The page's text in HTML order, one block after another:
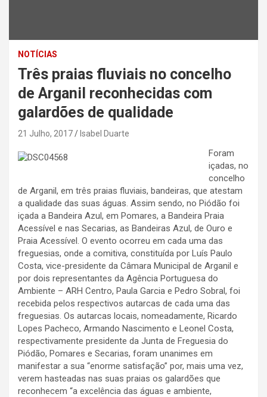
NOTÍCIAS
Três praias fluviais no concelho
de Arganil reconhecidas com
galardões de qualidade
21 Julho, 2017 Isabel Duarte
Foram
içadas, no
concelho
de Arganil, em três praias fluviais, bandeiras, que atestam
a qualidade das suas águas. Assim sendo, no Piódão foi
içada a Bandeira Azul, em Pomares, a Bandeira Praia
Acessível e nas Secarias, as Bandeiras Azul, de Ouro e
Praia Acessível. O evento ocorreu em cada uma das
freguesias, onde a comitiva, constituída por Luís Paulo
Costa, vice-presidente da Câmara Municipal de Arganil e
por dois representantes da Agência Portuguesa do
Ambiente – ARH Centro, Paula Garcia e Pedro Sobral, foi
recebida pelos respectivos autarcas de cada uma das
freguesias. Os autarcas locais, nomeadamente, Ricardo
Lopes Pacheco, Armando Nascimento e Leonel Costa,
respectivamente presidente da Junta de Freguesia do
Piódão, Pomares e Secarias, foram unanimes em
manifestar a sua “enorme satisfação” por, mais uma vez,
verem hasteadas nas suas praias os galardões que
reconhecem “a excelência das águas e ambiente,